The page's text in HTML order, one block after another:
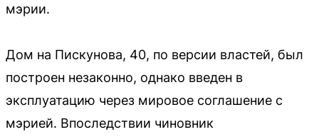
мэрии.
Дом на Пискунова, 40, по версии властей, был
построен незаконно, однако введен в
эксплуатацию через мировое соглашение с
мэрией. Впоследствии чиновник